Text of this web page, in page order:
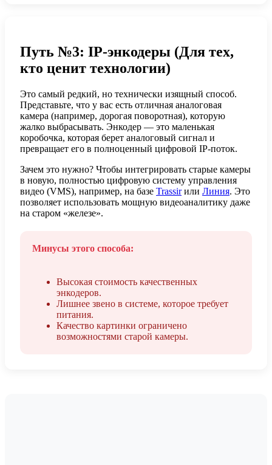
Путь №3: IP-энкодеры (Для тех,
кто ценит технологии)
Это самый редкий, но технически изящный способ.
Представьте, что у вас есть отличная аналоговая
камера (например, дорогая поворотная), которую
жалко выбрасывать. Энкодер — это маленькая
коробочка, которая берет аналоговый сигнал и
превращает его в полноценный цифровой IP-поток.
Зачем это нужно? Чтобы интегрировать старые камеры
в новую, полностью цифровую систему управления
видео (VMS), например, на базе Trassirили Линия. Это
позволяет использовать мощную видеоаналитику даже
на старом «железе».
Минусы этого способа:
Высокая стоимость качественных
энкодеров.
Лишнее звено в системе, которое требует
питания.
Качество картинки ограничено
возможностями старой камеры.